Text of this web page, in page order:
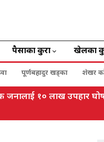
पैसाका कुरा खेलका
पूर्णबहादुर खड्का शेखर
जनालाई १० लाख उपहार